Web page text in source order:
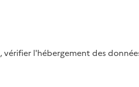
l'hébergement des